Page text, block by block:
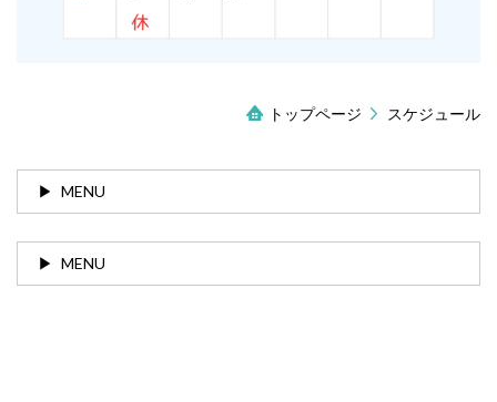
トップページ スケジュール
MENU
MENU